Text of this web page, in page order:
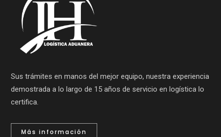
Sus trámites en manos del mejor equipo, nuestra experiencia
demostrada a lo largo de 15 años de servicio en logística lo
certifica.
Más información